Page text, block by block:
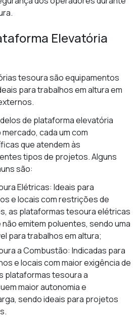
Elevatória
tesoura são equipamentos
para trabalhos em altura em
de plataforma elevatória
cada um com
que atendem às
tipos de projetos. Alguns
são:
e locais com restrições de
as plataformas tesoura elétricas
emitem poluentes, sendo uma
para trabalhos em altura;
e locais com maior exigência de
plataformas tesoura a
maior autonomia e
sendo ideais para projetos